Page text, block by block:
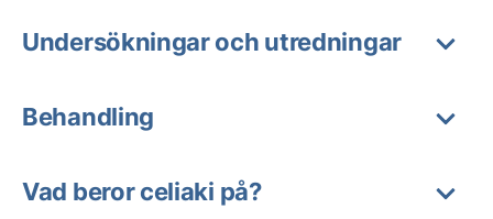
Undersökningar och utredningar
Behandling
Vad beror celiaki på?